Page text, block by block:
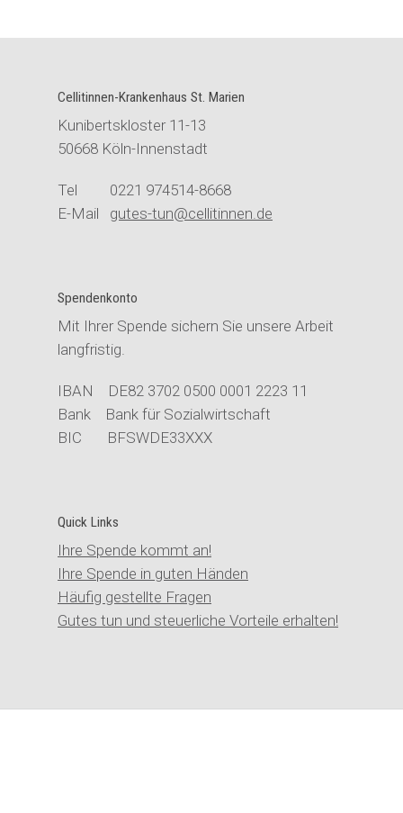
Cellitinnen-Krankenhaus St. Marien
Kunibertskloster 11-13
50668 Köln-Innenstadt
Tel 0221 974514-8668
E-Mail gutes-tun@cellitinnen.de
Spendenkonto
Mit Ihrer Spende sichern Sie unsere Arbeit
langfristig.
IBAN DE82 3702 0500 0001 2223 11
Bank Bank für Sozialwirtschaft
BIC BFSWDE33XXX
Quick Links
Ihre Spende kommt an!
Ihre Spende in guten Händen
Häufig gestellte Fragen
Gutes tun und steuerliche Vorteile erhalten!